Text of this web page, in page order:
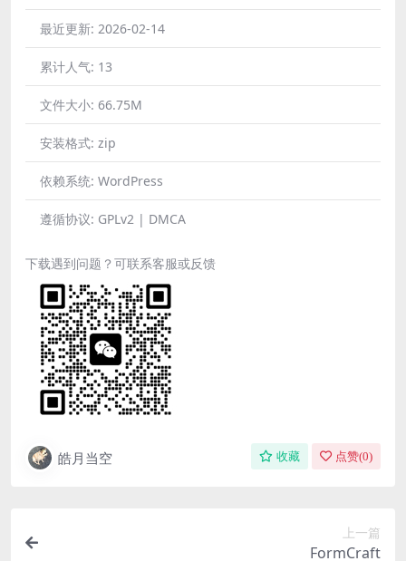
最近更新: 2026-02-14
累计人气: 13
文件大小: 66.75M
安装格式: zip
依赖系统: WordPress
遵循协议: GPLv2 | DMCA
下载遇到问题？可联系客服或反馈
皓月当空 收藏 点赞(0)
上一篇
FormCraft